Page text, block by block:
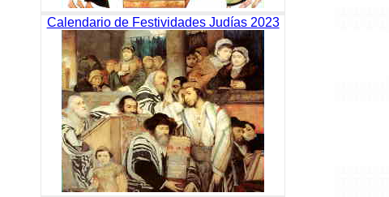
Calendario de Festividades Judías 2023